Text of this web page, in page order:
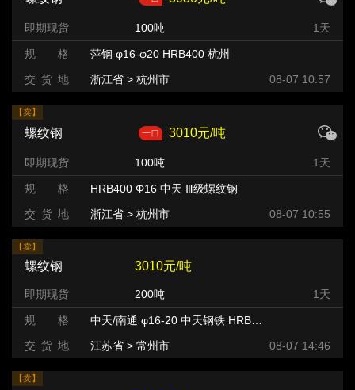
即期现货 100吨 1天
规 格
萍钢 φ16-φ20 HRB400 杭州
交 货 地
浙江省 > 杭州市 08-07 10:57
【卖】
螺纹钢 3010元/吨
即期现货 100吨 1天
规 格
HRB400 Φ16 中天 Ⅲ级螺纹钢
交 货 地
浙江省 > 杭州市 08-07 10:55
【卖】
螺纹钢 3010元/吨
即期现货 200吨 1天
规 格
中天/南通 φ16-20 中天钢铁 HRB400
交 货 地
江苏省 > 常州市 > 08-07 14:46
【卖】